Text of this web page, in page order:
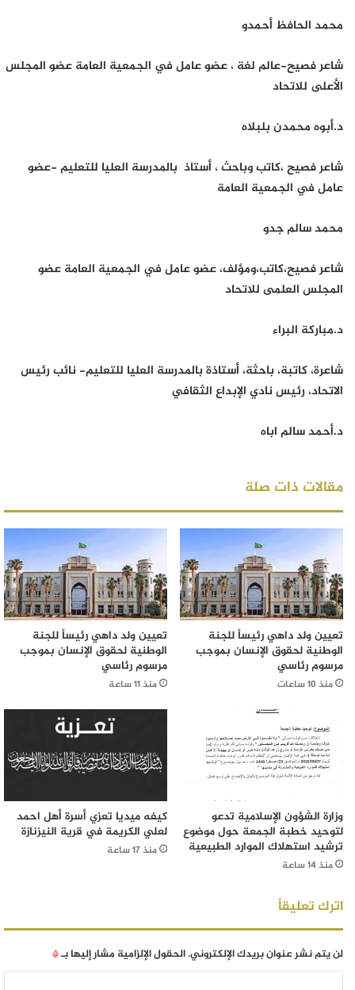
محمد الحافظ أحمدو
شاعر فصيح-عالم لغة ، عضو عامل في الجمعية العامة عضو المجلس
الأعلى للاتحاد
د.أبوه محمدن بلبلاه
شاعر فصيح ،كاتب وباحث ، أستاذ بالمدرسة العليا للتعليم -عضو
عامل في الجمعية العامة
محمد سالم جدو
شاعر فصيح،كاتب،ومؤلف، عضو عامل في الجمعية العامة عضو
المجلس العلمى للاتحاد
د.مباركة البراء
شاعرة، كاتبة، باحثة، أستاذة بالمدرسة العليا للتعليم- نائب رئيس
الاتحاد، رئيس نادي الإبداع الثقافي
د.أحمد سالم اباه
مقالات ذات صلة
تعيين ولد داهي رئيساً للجنة
الوطنية لحقوق الإنسان بموجب
مرسوم رئاسي
منذ 10 ساعات
تعيين ولد داهي رئيساً للجنة
الوطنية لحقوق الإنسان بموجب
مرسوم رئاسي
منذ 11 ساعة
وزارة الشؤون الإسلامية تدعو
لتوحيد خطبة الجمعة حول موضوع
ترشيد استهلاك الموارد الطبيعية
منذ 14 ساعة
كيفه ميديا تعزي أسرة أهل احمد
لعلي الكريمة في قرية النيزنازة
منذ 17 ساعة
اترك تعليقاً
لن يتم نشر عنوان بريدك الإلكتروني.الحقول الإلزامية مشار إليها بـ*